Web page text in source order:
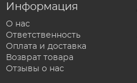
Информация
О нас
Ответственность
Оплата и доставка
Возврат товара
Отзывы о нас